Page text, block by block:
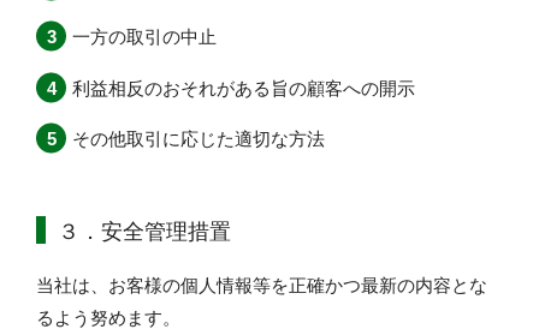
一方の取引の中止
利益相反のおそれがある旨の顧客への開示
その他取引に応じた適切な方法
３．安全管理措置
当社は、お客様の個人情報等を正確かつ最新の内容とな
るよう努めます。